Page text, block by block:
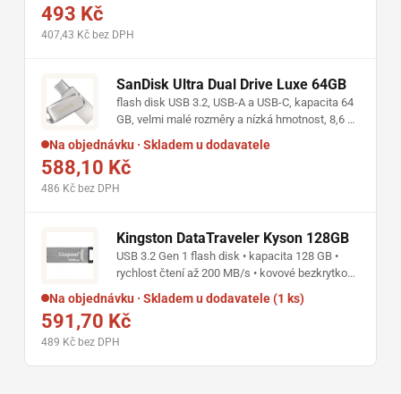
493 Kč
407,43 Kč bez DPH
SanDisk Ultra Dual Drive Luxe 64GB
flash disk USB 3.2, USB-A a USB-C, kapacita 64
GB, velmi malé rozměry a nízká hmotnost, 8,6 ×
Na objednávku · Skladem u dodavatele
588,10 Kč
486 Kč bez DPH
Kingston DataTraveler Kyson 128GB
USB 3.2 Gen 1 flash disk • kapacita 128 GB •
rychlost čtení až 200 MB/s • kovové bezkrytkové
kompatibilní s Windows, macOS, Linux i
Chrome OS
Na objednávku · Skladem u dodavatele (1 ks)
591,70 Kč
489 Kč bez DPH